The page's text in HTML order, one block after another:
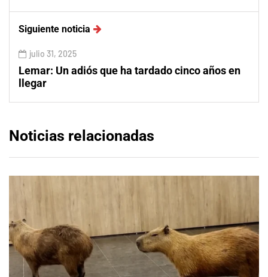
Siguiente noticia
julio 31, 2025
Lemar: Un adiós que ha tardado cinco años en
llegar
Noticias relacionadas